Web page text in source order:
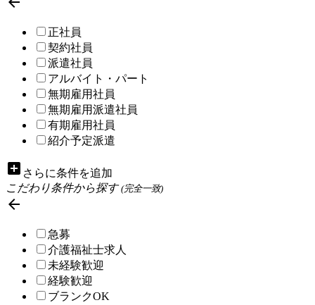
正社員
契約社員
派遣社員
アルバイト・パート
無期雇用社員
無期雇用派遣社員
有期雇用社員
紹介予定派遣
add_box さらに条件を追加
こだわり条件から探す(完全一致)

急募
介護福祉士求人
未経験歓迎
経験歓迎
ブランクOK